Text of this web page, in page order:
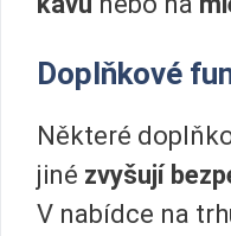
Doplňkové
Některé
jiné zvyšují
V nabídce na